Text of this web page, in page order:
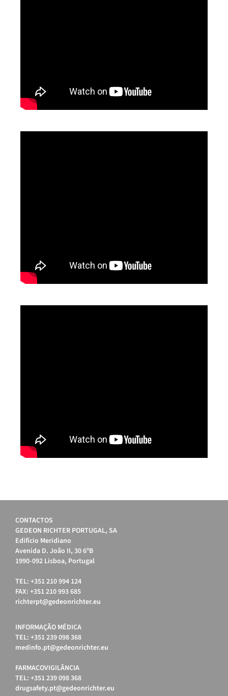
CONTACTOS
GEDEON RICHTER PORTUGAL, SA
Edifício Meridiano
Avenida D. João II, 30 6ºB
1990-092 Lisboa, Portugal
TEL: +351 210 994 124
FAX: +351 210 993 685
richterpt@gedeonrichter.eu
INFORMAÇÃO MÉDICA
TEL: +351 239 098 368
medinfo.pt@gedeonrichter.eu
FARMACOVIGILÂNCIA
TEL: +351 239 098 368
drugsafety.pt@gedeonrichter.eu